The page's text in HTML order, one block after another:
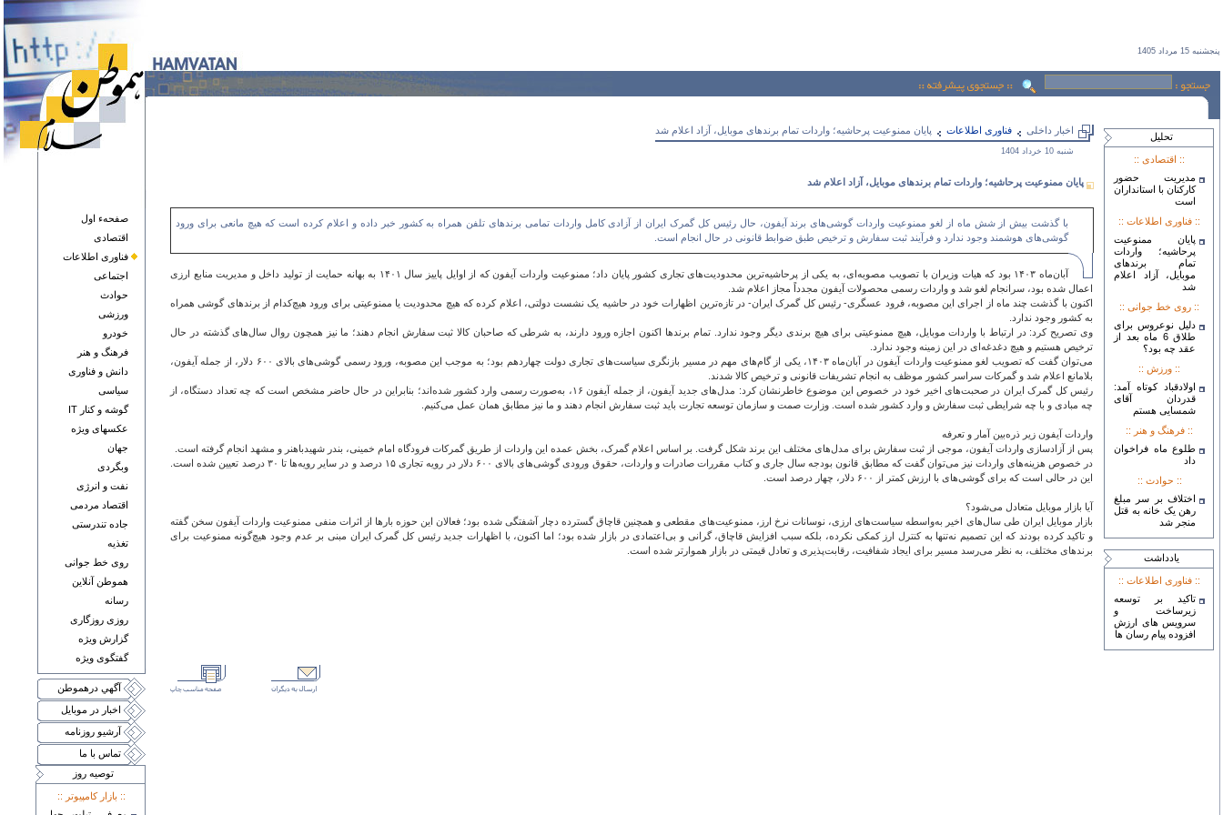
پنجشنبه 15 مرداد 1405
صفحهء اول
اقتصادی
فناوری اطلاعات
اجتماعی
حوادث
ورزشی
خودرو
فرهنگ و هنر
دانش و فناوری
سياسی
گوشه و کنار IT
عکسهای ويژه
جهان
وبگردی
نفت و انرژی
اقتصاد مردمی
جاده تندرستی
تغذيه
روی خط جوانی
هموطن آنلاين
رسانه
روزی روزگاری
گزارش ويژه
گفتگوی ويژه
آگهي درهموطن
اخبار در موبايل
آرشيو روزنامه
تماس با ما
توصيه روز
:: بازار کامپيوتر ::
اخبار داخلی فناوری اطلاعات پایان ممنوعیت پرحاشیه؛ واردات تمام برندهای موبایل، آزاد اعلام شد
شنبه 10 خرداد 1404
پایان ممنوعیت پرحاشیه؛ واردات تمام برندهای موبایل، آزاد اعلام شد
با گذشت بیش از شش ماه از لغو ممنوعیت واردات گوشی‌های برند آیفون، حال رئیس کل گمرک ایران از آزادی کامل واردات تمامی برندهای تلفن همراه به کشور خبر داده و اعلام کرده است که هیچ مانعی برای ورود
گوشی‌های هوشمند وجود ندارد و فرآیند ثبت سفارش و ترخیص طبق ضوابط قانونی در حال انجام است.
آبان‌ماه ۱۴۰۳ بود که هیات وزیران با تصویب مصوبه‌ای، به یکی از پرحاشیه‌ترین محدودیت‌های تجاری کشور پایان داد؛ ممنوعیت واردات آیفون که از اوایل پاییز سال ۱۴۰۱ به بهانه حمایت از تولید داخل و مدیریت منابع ارزی
اعمال شده بود، سرانجام لغو شد و واردات رسمی محصولات آیفون مجدداً مجاز اعلام شد.
اکنون با گذشت چند ماه از اجرای این مصوبه، فرود عسگری- رئیس کل گمرک ایران- در تازه‌ترین اظهارات خود در حاشیه یک نشست دولتی، اعلام کرده که هیچ محدودیت یا ممنوعیتی برای ورود هیچ‌کدام از برندهای گوشی همراه
به کشور وجود ندارد.
وی تصریح کرد: در ارتباط با واردات موبایل، هیچ ممنوعیتی برای هیچ برندی دیگر وجود ندارد. تمام برندها اکنون اجازه ورود دارند، به شرطی که صاحبان کالا ثبت سفارش انجام دهند؛ ما نیز همچون روال سال‌های گذشته در حال
ترخیص هستیم و هیچ دغدغه‌ای در این زمینه وجود ندارد.
می‌توان گفت که تصویب لغو ممنوعیت واردات آیفون در آبان‌ماه ۱۴۰۳، یکی از گام‌های مهم در مسیر بازنگری سیاست‌های تجاری دولت چهاردهم بود؛ به موجب این مصوبه، ورود رسمی گوشی‌های بالای ۶۰۰ دلار، از جمله آیفون،
بلامانع اعلام شد و گمرکات سراسر کشور موظف به انجام تشریفات قانونی و ترخیص کالا شدند.
رئیس کل گمرک ایران در صحبت‌های اخیر خود در خصوص این موضوع خاطرنشان کرد: مدل‌های جدید آیفون، از جمله آیفون ۱۶، به‌صورت رسمی وارد کشور شده‌اند؛ بنابراین در حال حاضر مشخص است که چه تعداد دستگاه، از
چه مبادی و با چه شرایطی ثبت سفارش و وارد کشور شده است. وزارت صمت و سازمان توسعه تجارت باید ثبت سفارش انجام دهند و ما نیز مطابق همان عمل می‌کنیم.
واردات آیفون زیر ذره‌بین آمار و تعرفه
پس از آزادسازی واردات آیفون، موجی از ثبت سفارش برای مدل‌های مختلف این برند شکل گرفت. بر اساس اعلام گمرک، بخش عمده این واردات از طریق گمرکات فرودگاه امام خمینی، بندر شهیدباهنر و مشهد انجام گرفته است.
در خصوص هزینه‌های واردات نیز می‌توان گفت که مطابق قانون بودجه سال جاری و کتاب مقررات صادرات و واردات، حقوق ورودی گوشی‌های بالای ۶۰۰ دلار در رویه تجاری ۱۵ درصد و در سایر رویه‌ها تا ۳۰ درصد تعیین شده است.
این در حالی است که برای گوشی‌های با ارزش کمتر از ۶۰۰ دلار، چهار درصد است.
آیا بازار موبایل متعادل می‌شود؟
بازار موبایل ایران طی سال‌های اخیر به‌واسطه سیاست‌های ارزی، نوسانات نرخ ارز، ممنوعیت‌های مقطعی و همچنین قاچاق گسترده دچار آشفتگی شده بود؛ فعالان این حوزه بارها از اثرات منفی ممنوعیت واردات آیفون سخن گفته
و تاکید کرده بودند که این تصمیم نه‌تنها به کنترل ارز کمکی نکرده، بلکه سبب افزایش قاچاق، گرانی و بی‌اعتمادی در بازار شده بود؛ اما اکنون، با اظهارات جدید رئیس کل گمرک ایران مبنی‌ بر عدم وجود هیچ‌گونه ممنوعیت برای
برندهای مختلف، به نظر می‌رسد مسیر برای ایجاد شفافیت، رقابت‌پذیری و تعادل قیمتی در بازار هموارتر شده است.
تحليل
:: اقتصادی ::
مدیریت حضور
کارکنان با استانداران
است
:: فناوری اطلاعات ::
پایان ممنوعیت
پرحاشیه؛ واردات
تمام برندهای
موبایل، آزاد اعلام
شد
:: روی خط جوانی ::
دلیل نوعروس برای
طلاق 6 ماه بعد از
عقد چه بود؟
:: ورزش ::
اولادقباد کوتاه آمد:
قدردان آقای
شمسایی هستم
:: فرهنگ و هنر ::
طلوع ماه فراخوان
داد
:: حوادث ::
اختلاف بر سر مبلغ
رهن یک خانه به قتل
منجر شد
يادداشت
:: فناوری اطلاعات ::
تاکید بر توسعه
زیرساخت و
سرویس های ارزش
افزوده پیام رسان ها